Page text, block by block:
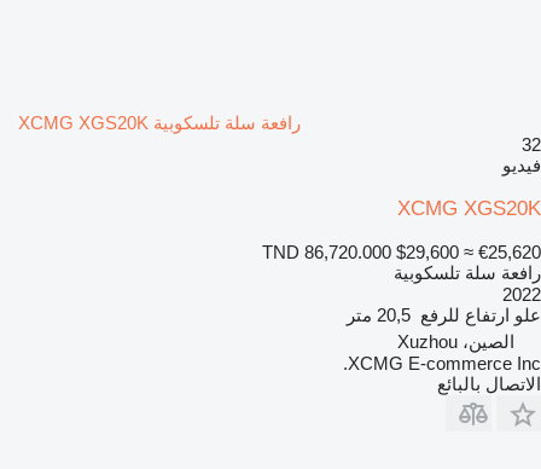
رافعة سلة تلسكوبية XCMG XGS20K
32
فيديو
XCMG XGS20K
TND 86,720.000 $29,600 ≈ €25,620
رافعة سلة تلسكوبية
2022
علو ارتفاع للرفع 20,5 متر
الصين، Xuzhou
XCMG E-commerce Inc.
الاتصال بالبائع